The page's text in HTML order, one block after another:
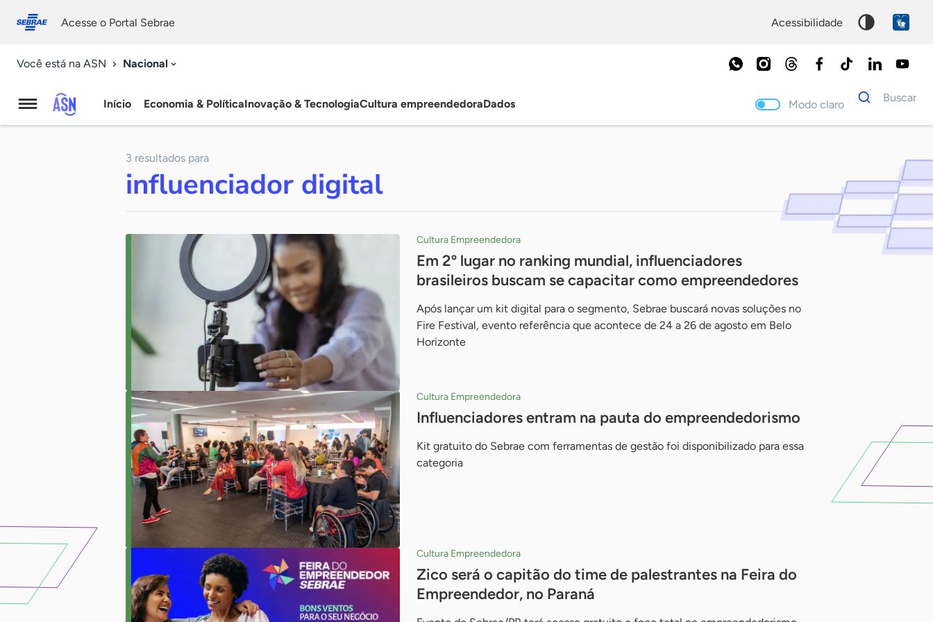
conosco
Acesse o Portal Sebrae acessibilidade
Você está na ASN Nacional
Agência
Notícias
Início Economia & PolíticaInovação & TecnologiaCultura empreendedoraDados Modo claro
Dados
para
Buscar
3 resultados para
influenciador digital
Cultura Empreendedora
Em 2º lugar no ranking mundial, influenciadores
brasileiros buscam se capacitar como empreendedores
Após lançar um kit digital para o segmento, Sebrae buscará novas soluções no
Fire Festival, evento referência que acontece de 24 a 26 de agosto em Belo
Horizonte
Cultura Empreendedora
Influenciadores entram na pauta do empreendedorismo
Kit gratuito do Sebrae com ferramentas de gestão foi disponibilizado para essa
categoria
Cultura Empreendedora
Zico será o capitão do time de palestrantes na Feira do
Empreendedor, no Paraná